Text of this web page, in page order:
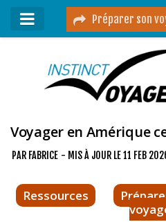
Préparer son
Mon podcast
Destinations
Mes ressources pour voyager
Guides voyages
A propos
Voyager en Amérique
PAR FABRICE - MIS À JOUR LE11 FEB
Ressources